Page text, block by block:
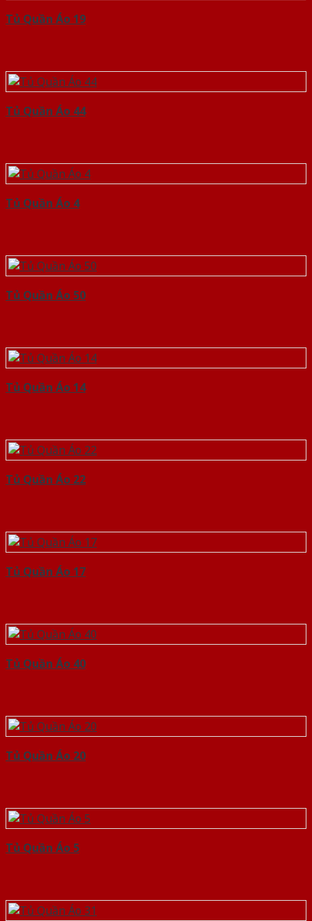
Tủ Quần Áo 19
Tủ Quần Áo 44
Tủ Quần Áo 4
Tủ Quần Áo 50
Tủ Quần Áo 14
Tủ Quần Áo 22
Tủ Quần Áo 17
Tủ Quần Áo 40
Tủ Quần Áo 20
Tủ Quần Áo 5